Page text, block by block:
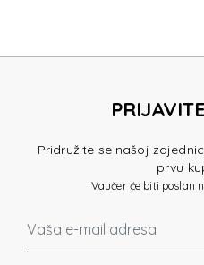
Pridružite se našoj
prvu
Vaučer će biti poslan